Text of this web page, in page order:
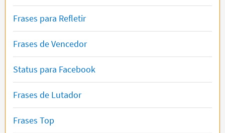
Frases para Refletir
Frases de Vencedor
Status para Facebook
Frases de Lutador
Frases Top